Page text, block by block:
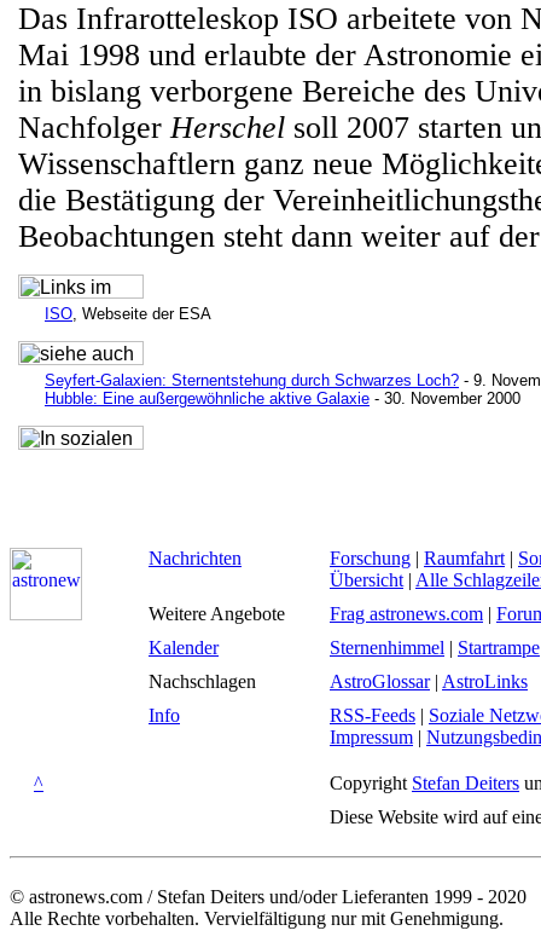
Das Infrarotteleskop ISO arbeitete von
Mai 1998 und erlaubte der Astronomie
in bislang verborgene Bereiche des
NachfolgerHerschel soll 2007 starten
Wissenschaftlern ganz neue
die Bestätigung der
Beobachtungen steht dann weiter auf
ISO, Webseite der ESA
Seyfert-Galaxien: Sternentstehung durch Schwarzes Loch? - 9.
Hubble: Eine außergewöhnliche aktive Galaxie - 30. November 2000
Nachrichten Forschung | Raumfahrt |
Übersicht | Alle
Weitere Angebote
Frag astronews.com |
Kalender
Sternenhimmel | Startrampe
Nachschlagen
AstroGlossar| AstroLinks
Info
RSS-Feeds | Soziale
Impressum |
^ Copyright Stefan Deiters
Diese Website wird auf
© astronews.com / Stefan Deiters und/oder Lieferanten 1999 - 2020
Alle Rechte vorbehalten. Vervielfältigung nur mit Genehmigung.